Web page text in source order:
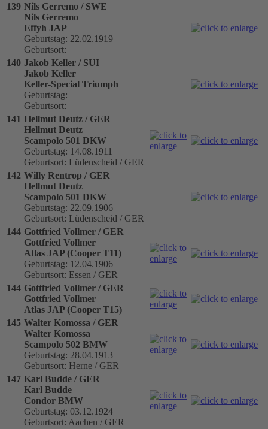
139 Nils Gerremo / SWE
Nils Gerremo
Effyh JAP
Geburtstag: 22.02.1919
Geburtsort:
140 Jakob Keller / SUI
Jakob Keller
Keller-Special Triumph
Geburtstag:
Geburtsort:
141 Hellmut Deutz / GER
Hellmut Deutz
Scampolo 501 DKW
Geburtstag: 14.08.1911
Geburtsort: Lüdenscheid / GER
142 Willy Rentrop / GER
Hellmut Deutz
Scampolo 501 DKW
Geburtstag: 22.09.1906
Geburtsort: Lüdenscheid / GER
144 Gottfried Vollmer / GER
Gottfried Vollmer
Atlas JAP (Cooper T11)
Geburtstag: 12.04.1906
Geburtsort: Essen / GER
144 Gottfried Vollmer / GER
Gottfried Vollmer
Atlas JAP (Cooper T15)
145 Walter Komossa / GER
Walter Komossa
Scampolo 502 BMW
Geburtstag: 28.04.1913
Geburtsort: Herne / GER
147 Karl Budde / GER
Karl Budde
Condor BMW
Geburtstag: 03.12.1924
Geburtsort: Aachen / GER